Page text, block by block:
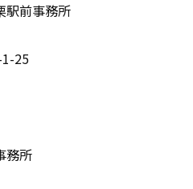
駅前事務所
25
務所